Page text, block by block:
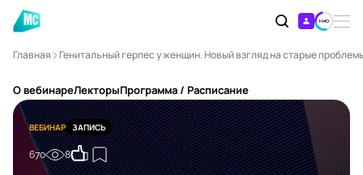
Главная Генитальный герпес у женщин. Новый взгляд на старые
О вебинареЛекторыПрограмма / Расписание
ВЕБИНАР ЗАПИСЬ
670 8